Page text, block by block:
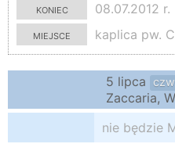
koniec
08.07.2012
miejsce
kaplica pw.
5 lipca czw
Zaccaria,
nie będzie